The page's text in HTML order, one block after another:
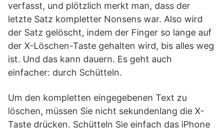
verfasst, und plötzlich merkt man, dass der
letzte Satz kompletter Nonsens war. Also wird
der Satz gelöscht, indem der Finger so lange auf
der X-Löschen-Taste gehalten wird, bis alles weg
ist. Und das kann dauern. Es geht auch
einfacher: durch Schütteln.
Um den kompletten eingegebenen Text zu
löschen, müssen Sie nicht sekundenlang die X-
Taste drücken. Schütteln Sie einfach das iPhone